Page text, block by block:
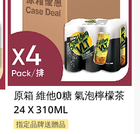
原箱 維他0糖 氣泡檸檬茶
24 X 310ML
指定品牌送贈品